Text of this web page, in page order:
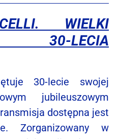
WIELKI
30-LECIA
30-lecie swojej
jubileuszowym
dostępna jest
Zorganizowany w